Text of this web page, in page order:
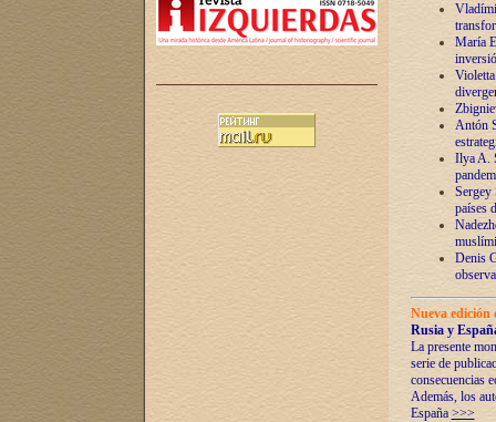
María
Antón
Ilya A.
Sergey
países
Denis
Nueva
Rusia y
La presente
serie de
consecuencias
Además, los
España >>>